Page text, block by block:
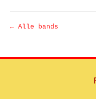
← Alle bands